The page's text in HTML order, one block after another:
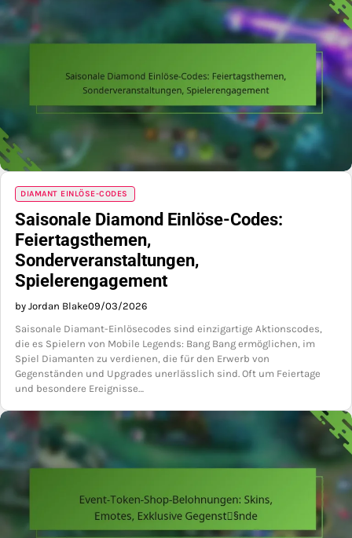
DIAMANT EINLÖSE-CODES
Saisonale Diamond Einlöse-Codes:
Feiertagsthemen,
Sonderveranstaltungen,
Spielerengagement
by Jordan Blake09/03/2026
Saisonale Diamant-Einlösecodes sind einzigartige Aktionscodes,
die es Spielern von Mobile Legends: Bang Bang ermöglichen, im
Spiel Diamanten zu verdienen, die für den Erwerb von
Gegenständen und Upgrades unerlässlich sind. Oft um Feiertage
und besondere Ereignisse…